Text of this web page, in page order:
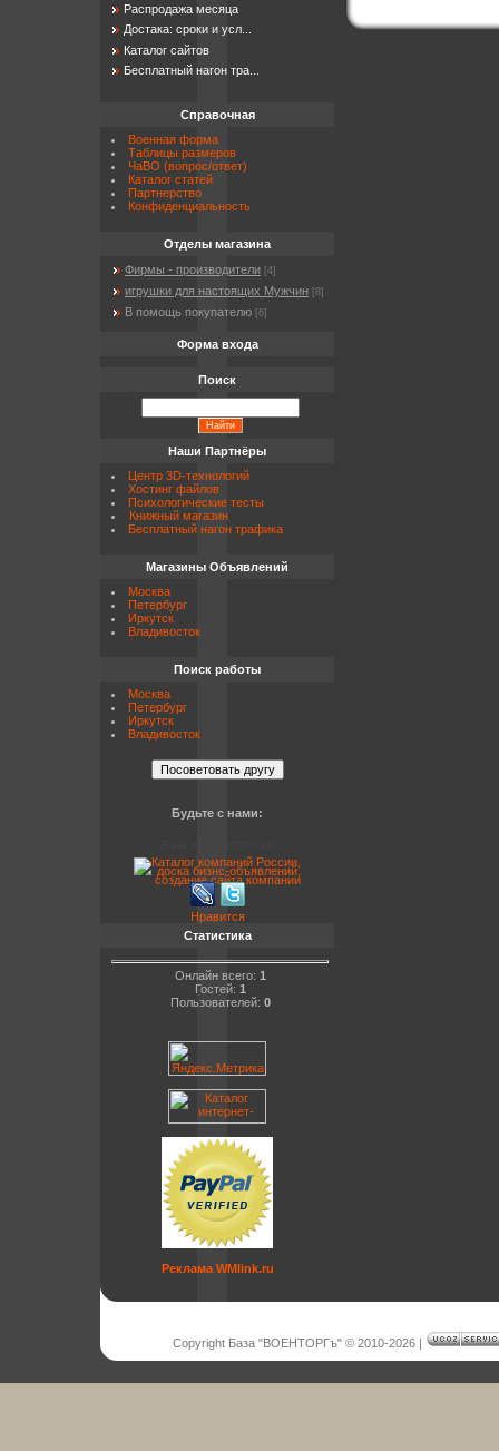
Распродажа месяца
Достака: сроки и усл...
Каталог сайтов
Бесплатный нагон тра...
Справочная
Военная форма
Таблицы размеров
ЧаВО (вопрос/ответ)
Каталог статей
Партнерство
Конфиденциальность
Отделы магазина
Фирмы - производители [4]
игрушки для настоящих Мужчин [8]
В помощь покупателю [6]
Форма входа
Поиск
Наши Партнёры
Центр 3D-технологий
Хостинг файлов
Психологические тесты
Книжный магазин
Бесплатный нагон трафика
Магазины Объявлений
Москва
Петербург
Иркутск
Владивосток
Поиск работы
Москва
Петербург
Иркутск
Владивосток
Будьте с нами:
Нравится
Статистика
Онлайн всего: 1
Гостей: 1
Пользователей: 0
Реклама WMlink.ru
Copyright База "ВОЕНТОРГъ" © 2010-2026|